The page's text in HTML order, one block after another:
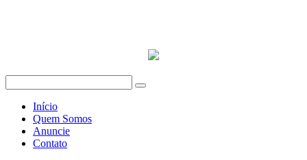
Início
Quem Somos
Anuncie
Contato